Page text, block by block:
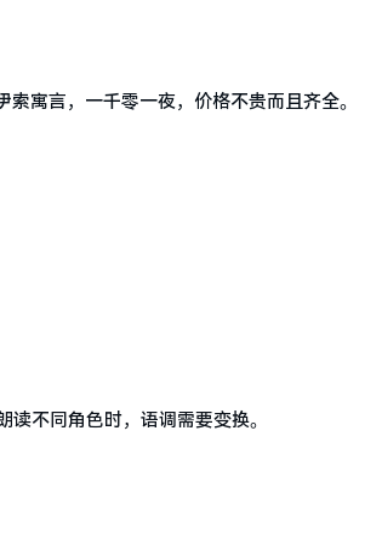
寓言，一千零一夜，价格不贵而且齐全。
不同角色时，语调需要变换。